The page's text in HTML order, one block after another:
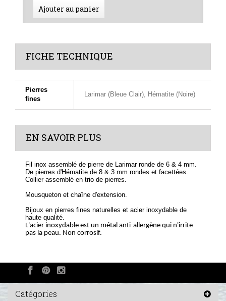
Ajouter au panier
FICHE TECHNIQUE
Pierres
fines
Larimar (Bleue Clair), Hématite (Noire)
EN SAVOIR PLUS
Fil inox assemblé de pierre de Larimar ronde de 6 & 4 mm.
De pierres d'Hématite de 8 & 3 mm rondes et facettées.
Collier assemblé en trio de pierres.
Mousqueton et chaîne d'extension.
Bijoux en pierres fines naturelles et acier inoxydable de
haute qualité.
L'acier inoxydable est un métal anti-allergène qui n'irrite
pas la peau. Non corrosif.
Catégories